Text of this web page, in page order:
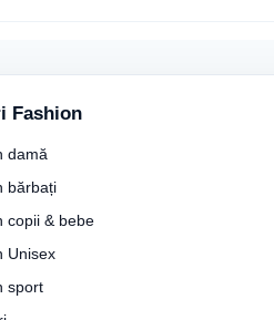
Fashion
damă
bărbați
copii & bebe
Unisex
sport